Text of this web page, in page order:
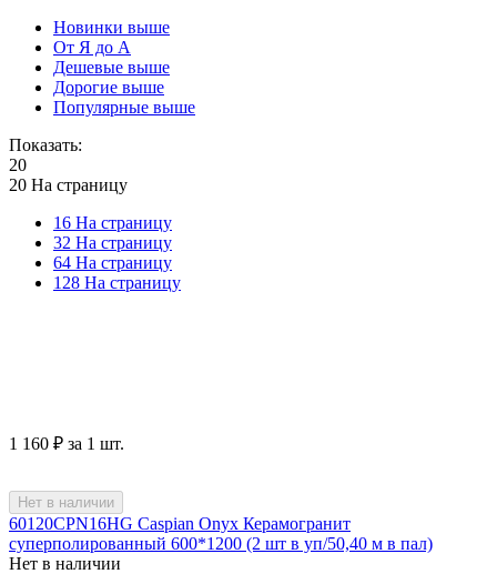
Новинки выше
От Я до А
Дешевые выше
Дорогие выше
Популярные выше
Показать:
20
20 На страницу
16 На страницу
32 На страницу
64 На страницу
128 На страницу
1 160 ₽ за 1 шт.
Нет в наличии
60120CPN16HG Caspian Onyx Керамогранит
суперполированный 600*1200 (2 шт в уп/50,40 м в пал)
Нет в наличии